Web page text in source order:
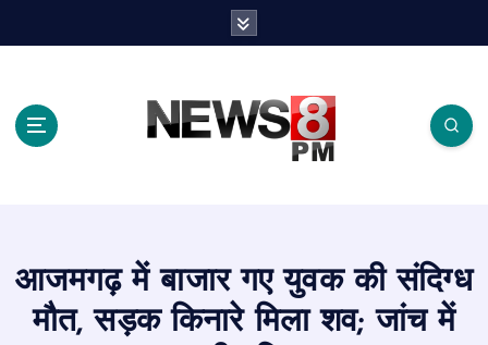
आजमगढ़ में बाजार गए युवक की संदिग्ध
मौत, सड़क किनारे मिला शव; जांच में